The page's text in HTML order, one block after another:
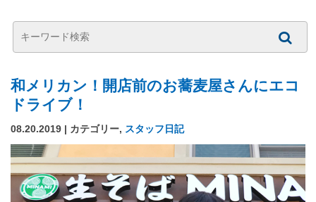
和メリカン！開店前のお蕎麦屋さんにエコ
ドライブ！
08.20.2019 | カテゴリー, スタッフ日記